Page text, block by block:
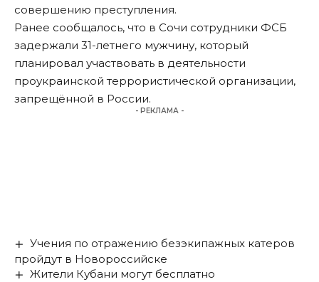
совершению преступления.
Ранее сообщалось, что в Сочи сотрудники ФСБ
задержали 31-летнего мужчину, который
планировал участвовать в деятельности
проукраинской террористической организации,
запрещённой в России.
- РЕКЛАМА -
Учения по отражению безэкипажных катеров
пройдут в Новороссийске
Жители Кубани могут бесплатно